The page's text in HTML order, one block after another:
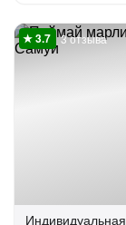
3 отзыва
Индивидуальная